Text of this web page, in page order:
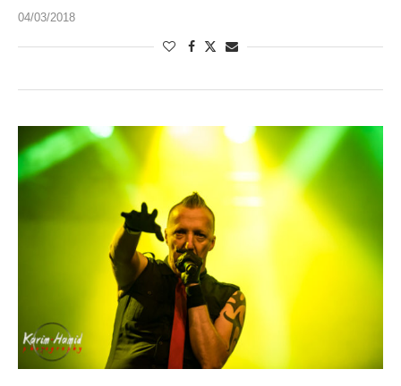
04/03/2018